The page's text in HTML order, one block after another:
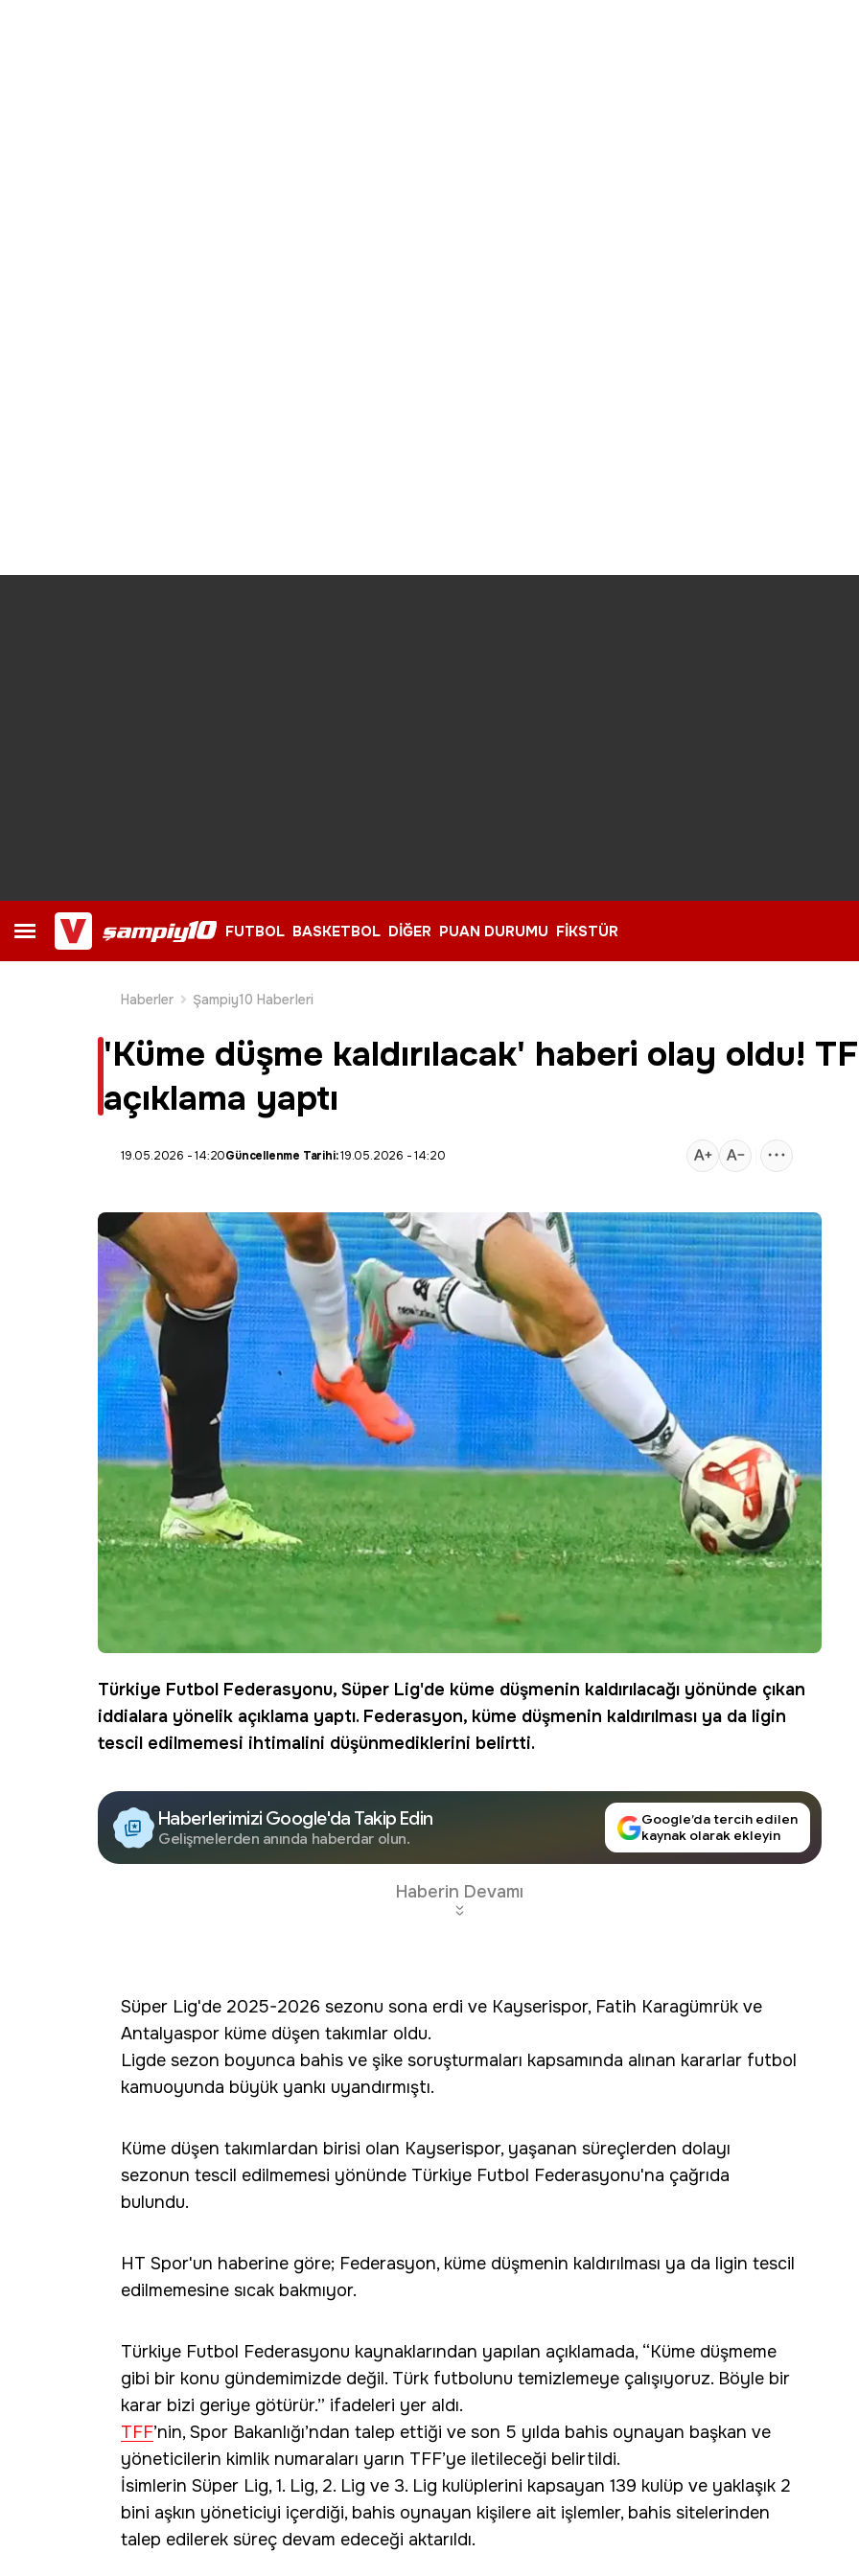
FUTBOL BASKETBOL DİĞER PUAN DURUMU FİKSTÜR
Haberler
Şampiy10 Haberleri
'Küme düşme kaldırılacak' haberi olay oldu!
açıklama yaptı
19.05.2026 - 14:20Güncellenme Tarihi:19.05.2026 - 14:20
Türkiye Futbol Federasyonu, Süper Lig'de küme düşmenin kaldırılacağı yönünde çıkan
iddialara yönelik açıklama yaptı. Federasyon, küme düşmenin kaldırılması ya da ligin
tescil edilmemesi ihtimalini düşünmediklerini belirtti.
Haberlerimizi Google'da Takip Edin
Gelişmelerden anında haberdar olun.
Google’da tercih edilen
kaynak olarak ekleyin
Haberin Devamı
Süper Lig'de 2025-2026 sezonu sona erdi ve Kayserispor, Fatih Karagümrük ve
Antalyaspor küme düşen takımlar oldu.
Ligde sezon boyunca bahis ve şike soruşturmaları kapsamında alınan kararlar futbol
kamuoyunda büyük yankı uyandırmıştı.
Küme düşen takımlardan birisi olan Kayserispor, yaşanan süreçlerden dolayı
sezonun tescil edilmemesi yönünde Türkiye Futbol Federasyonu'na çağrıda
bulundu.
HT Spor'un haberine göre; Federasyon, küme düşmenin kaldırılması ya da ligin tescil
edilmemesine sıcak bakmıyor.
Türkiye Futbol Federasyonu kaynaklarından yapılan açıklamada, “Küme düşmeme
gibi bir konu gündemimizde değil. Türk futbolunu temizlemeye çalışıyoruz. Böyle bir
karar bizi geriye götürür.” ifadeleri yer aldı.
TFF’nin, Spor Bakanlığı’ndan talep ettiği ve son 5 yılda bahis oynayan başkan ve
yöneticilerin kimlik numaraları yarın TFF’ye iletileceği belirtildi.
İsimlerin Süper Lig, 1. Lig, 2. Lig ve 3. Lig kulüplerini kapsayan 139 kulüp ve yaklaşık 2
bini aşkın yöneticiyi içerdiği, bahis oynayan kişilere ait işlemler, bahis sitelerinden
talep edilerek süreç devam edeceği aktarıldı.